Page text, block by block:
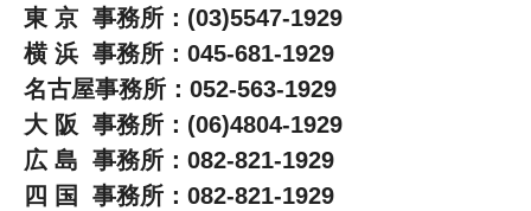
東 京 事務所：(03)5547-1929
横 浜 事務所：045-681-1929
名古屋事務所：052-563-1929
大 阪 事務所：(06)4804-1929
広 島 事務所：082-821-1929
四 国 事務所：082-821-1929